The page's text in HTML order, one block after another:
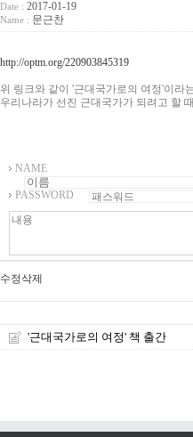
Date : 2017-01-19
Name : 문근찬
http://optm.org/220903845319
위 링크와 같이 '근대국가로의 여정'이라
우리나라가 선진 근대국가가 되려고 할
NAME
PASSWORD
수정삭제
'근대국가로의 여정' 책 출간